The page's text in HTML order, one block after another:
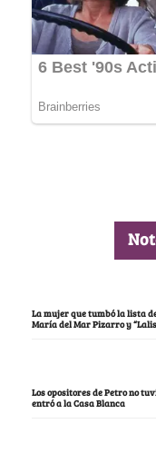
La mujer que tumbó la lista
María del Mar Pizarro y “Lalis
Los opositores de Petro no
entró a la Casa Blanca